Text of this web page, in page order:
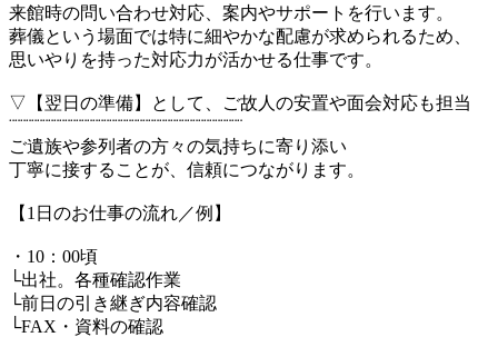
来館時の問い合わせ対応、案内やサポートを行います。
葬儀という場面では特に細やかな配慮が求められるため、
思いやりを持った対応力が活かせる仕事です。
▽【翌日の準備】として、ご故人の安置や面会対応も担当
¨¨¨¨¨¨¨¨¨¨¨¨¨¨¨¨¨¨¨¨¨¨¨¨¨¨¨¨¨¨¨¨¨¨¨¨¨¨¨¨¨¨
ご遺族や参列者の方々の気持ちに寄り添い
丁寧に接することが、信頼につながります。
【1日のお仕事の流れ／例】
・10：00頃
└出社。各種確認作業
└前日の引き継ぎ内容確認
└FAX・資料の確認